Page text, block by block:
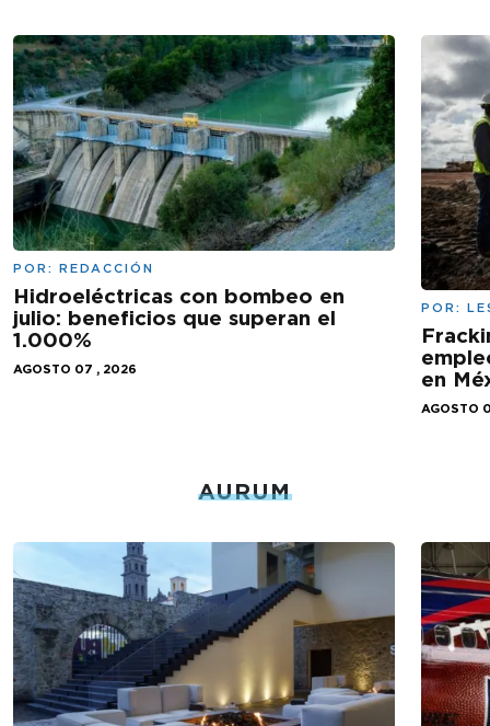
POR: REDACCIÓN
Hidroeléctricas con bombeo en
julio: beneficios que superan el
1.000%
AGOSTO 07 , 2026
POR:
en
AGOSTO
AURUM